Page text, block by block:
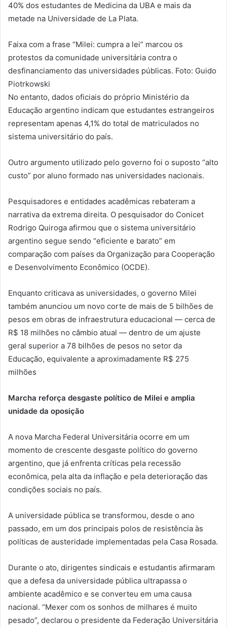
40% dos estudantes de Medicina da UBA e mais da
metade na Universidade de La Plata.
Faixa com a frase “Milei: cumpra a lei” marcou os
protestos da comunidade universitária contra o
desfinanciamento das universidades públicas. Foto: Guido
Piotrkowski
No entanto, dados oficiais do próprio Ministério da
Educação argentino indicam que estudantes estrangeiros
representam apenas 4,1% do total de matriculados no
sistema universitário do país.
Outro argumento utilizado pelo governo foi o suposto “alto
custo” por aluno formado nas universidades nacionais.
Pesquisadores e entidades acadêmicas rebateram a
narrativa da extrema direita. O pesquisador do Conicet
Rodrigo Quiroga afirmou que o sistema universitário
argentino segue sendo “eficiente e barato” em
comparação com países da Organização para Cooperação
e Desenvolvimento Econômico (OCDE).
Enquanto criticava as universidades, o governo Milei
também anunciou um novo corte de mais de 5 bilhões de
pesos em obras de infraestrutura educacional — cerca de
R$ 18 milhões no câmbio atual — dentro de um ajuste
geral superior a 78 bilhões de pesos no setor da
Educação, equivalente a aproximadamente R$ 275
milhões
Marcha reforça desgaste político de Milei e amplia
unidade da oposição
A nova Marcha Federal Universitária ocorre em um
momento de crescente desgaste político do governo
argentino, que já enfrenta críticas pela recessão
econômica, pela alta da inflação e pela deterioração das
condições sociais no país.
A universidade pública se transformou, desde o ano
passado, em um dos principais polos de resistência às
políticas de austeridade implementadas pela Casa Rosada.
Durante o ato, dirigentes sindicais e estudantis afirmaram
que a defesa da universidade pública ultrapassa o
ambiente acadêmico e se converteu em uma causa
nacional. “Mexer com os sonhos de milhares é muito
pesado”, declarou o presidente da Federação Universitária